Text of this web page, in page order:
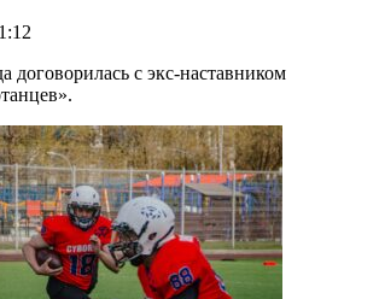
договорилась с экс-наставником